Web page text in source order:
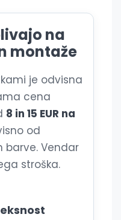
na
montaže
je odvisna
cena
8 in 15 EUR na
od
barve. Vendar
stroška.